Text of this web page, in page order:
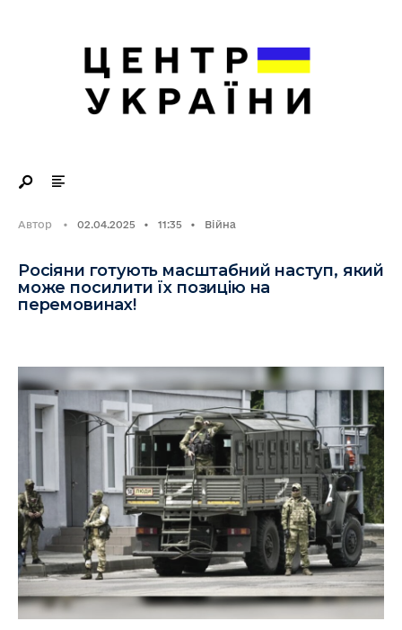
Автор • 02.04.2025 • 11:35 • Війна
Росіяни готують масштабний наступ, який
може посилити їх позицію на
перемовинах!